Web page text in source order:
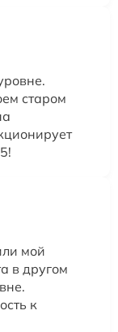
старом
мой
в другом
к